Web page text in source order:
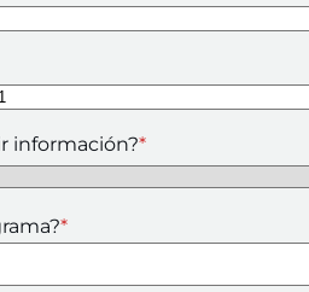
información?*
*